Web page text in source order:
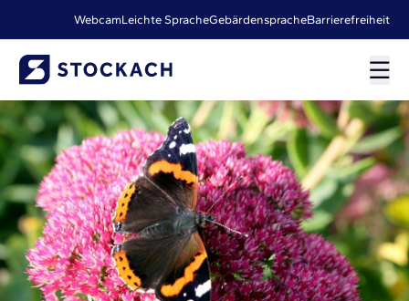
WebcamLeichte SpracheGebärdenspracheBarrierefreiheit